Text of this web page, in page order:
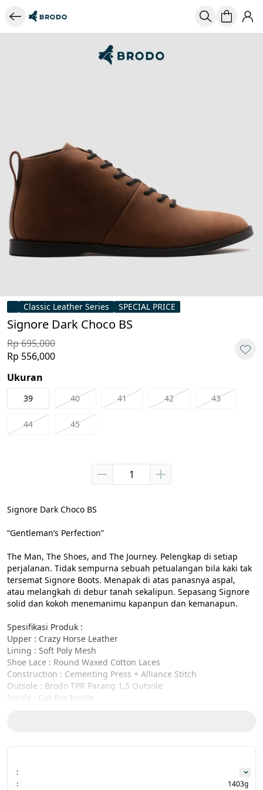
Classic Leather Series SPECIAL PRICE
Signore Dark Choco BS
Rp 695,000
Rp 556,000
Ukuran
39 40 41 42 43
44 45
Signore Dark Choco BS
“Gentleman’s Perfection”
The Man, The Shoes, and The Journey. Pelengkap di setiap
perjalanan. Tidak sempurna sebuah petualangan bila kaki tak
tersemat Signore Boots. Menapak di atas panasnya aspal,
atau melangkah di debur tanah sekalipun. Sepasang Signore
solid dan kokoh menemanimu kapanpun dan kemanapun.
Spesifikasi Produk :
Upper : Crazy Horse Leather
Lining : Soft Poly Mesh
Shoe Lace : Round Waxed Cotton Laces
Construction : Cementing Press + Alliance Stitch
Outsole : Brodo TPR Parang 1,5 Outsole
Insole : Cut Eva Insole
39 ( 25.5 cm )
41 ( 26.9 cm )
42 ( 27.5 cm )
:
:
1403g